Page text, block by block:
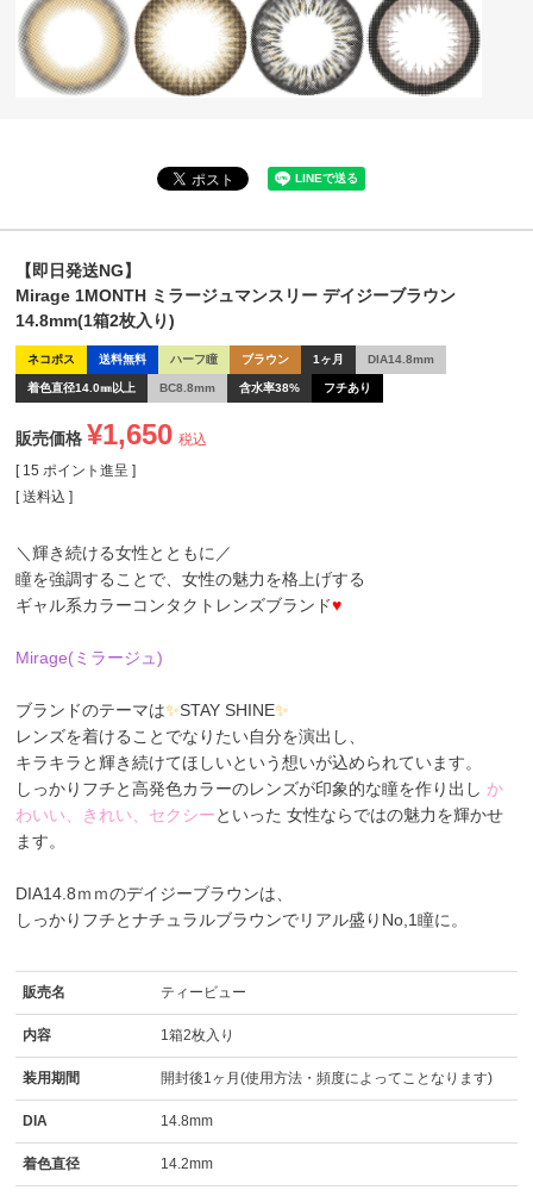
【即日発送NG】
Mirage 1MONTH ミラージュマンスリー デイジーブラウン
14.8mm(1箱2枚入り)
ネコポス 送料無料 ハーフ瞳 ブラウン 1ヶ月 DIA14.8mm
着色直径14.0㎜以上 BC8.8mm 含水率38% フチあり
販売価格 ¥1,650 税込
[ 15 ポイント進呈 ]
送料込
＼輝き続ける女性とともに／
瞳を強調することで、女性の魅力を格上げする
ギャル系カラーコンタクトレンズブランド♥
Mirage(ミラージュ)
ブランドのテーマは✨STAY SHINE✨
レンズを着けることでなりたい自分を演出し、
キラキラと輝き続けてほしいという想いが込められています。
しっかりフチと高発色カラーのレンズが印象的な瞳を作り出し か
わいい、きれい、セクシーといった 女性ならではの魅力を輝かせ
ます。
DIA14.8ｍｍのデイジーブラウンは、
しっかりフチとナチュラルブラウンでリアル盛りNo,1瞳に。
販売名 ティービュー
内容 1箱2枚入り
装用期間 開封後1ヶ月(使用方法・頻度によってことなります)
DIA 14.8mm
着色直径 14.2mm